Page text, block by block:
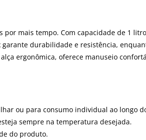
mais tempo. Com capacidade de 1
durabilidade e resistência,
ergonômica, oferece manuseio
ou para consumo individual ao longo
sempre na temperatura desejada.
do produto.